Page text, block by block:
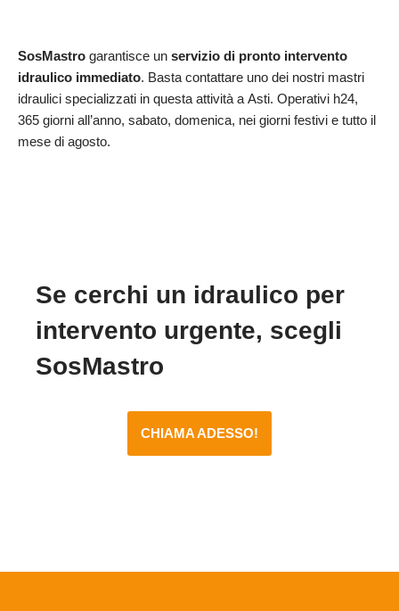
SosMastro garantisce un servizio di pronto intervento
idraulico immediato. Basta contattare uno dei nostri mastri
idraulici specializzati in questa attività a Asti. Operativi h24,
365 giorni all’anno, sabato, domenica, nei giorni festivi e tutto il
mese di agosto.
Se cerchi un idraulico per
intervento urgente, scegli
SosMastro
CHIAMA ADESSO!